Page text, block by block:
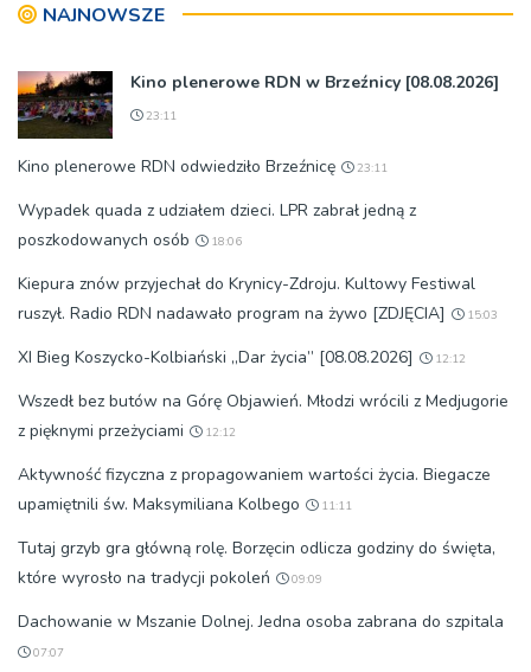
NAJNOWSZE
Kino plenerowe RDN w Brzeźnicy [08.08.2026]
23:11
Kino plenerowe RDN odwiedziło Brzeźnicę 23:11
Wypadek quada z udziałem dzieci. LPR zabrał jedną z
poszkodowanych osób
18:06
Kiepura znów przyjechał do Krynicy-Zdroju. Kultowy Festiwal
ruszył. Radio RDN nadawało program na żywo [ZDJĘCIA]
15:03
XI Bieg Koszycko-Kolbiański „Dar życia” [08.08.2026] 12:12
Wszedł bez butów na Górę Objawień. Młodzi wrócili z Medjugorie
z pięknymi przeżyciami
12:12
Aktywność fizyczna z propagowaniem wartości życia. Biegacze
upamiętnili św. Maksymiliana Kolbego
11:11
Tutaj grzyb gra główną rolę. Borzęcin odlicza godziny do święta,
które wyrosło na tradycji pokoleń
09:09
Dachowanie w Mszanie Dolnej. Jedna osoba zabrana do szpitala
07:07